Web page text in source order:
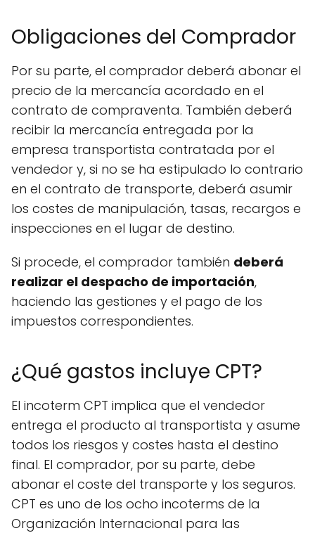
Obligaciones del Comprador
Por su parte, el comprador deberá abonar el
precio de la mercancía acordado en el
contrato de compraventa. También deberá
recibir la mercancía entregada por la
empresa transportista contratada por el
vendedor y, si no se ha estipulado lo contrario
en el contrato de transporte, deberá asumir
los costes de manipulación, tasas, recargos e
inspecciones en el lugar de destino.
Si procede, el comprador también deberá
realizar el despacho de importación,
haciendo las gestiones y el pago de los
impuestos correspondientes.
¿Qué gastos incluye CPT?
El incoterm CPT implica que el vendedor
entrega el producto al transportista y asume
todos los riesgos y costes hasta el destino
final. El comprador, por su parte, debe
abonar el coste del transporte y los seguros.
CPT es uno de los ocho incoterms de la
Organización Internacional para las